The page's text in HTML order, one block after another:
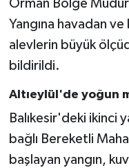
Orman Bölge
Yangına havadan
alevlerin büyük
bildirildi.
Altıeylül'de yoğun
Balıkesir'deki ikinci
bağlı Bereketli
başlayan yangın,